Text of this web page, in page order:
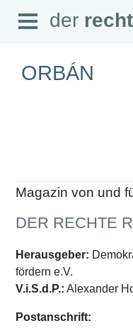
der rechte rand
Magazin
Abonnement
Datenschutz
SCHWERPUNKTE
Schwerpunkte Übersicht
Schwerpunkt AFD-Verbot
Open
Menu
der
ORBÁN
Magazin von und
DER RECHTE
Herausgeber:
fördern e.V.
V.i.S.d.P.: Alexander
Postanschrift: